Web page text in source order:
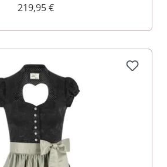
219,95 €